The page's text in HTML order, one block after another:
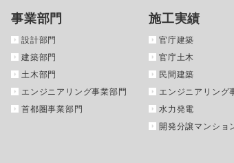
事業部門
設計部門
建築部門
土木部門
エンジニアリング事業部門
首都圏事業部門
施工実績
官庁建築
官庁土木
民間建築
エンジニアリング
水力発電
開発分譲マンショ